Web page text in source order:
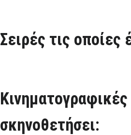
Σειρές τις οποίες
Κινηματογραφικές
σκηνοθετήσει: